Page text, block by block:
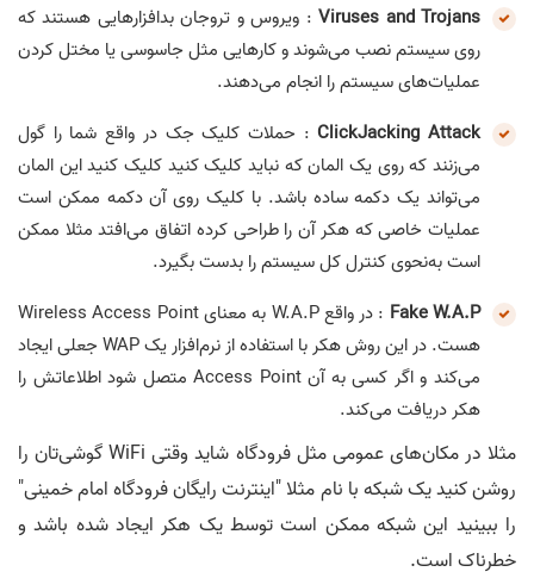
Viruses and Trojans: ویروس و تروجان بدافزارهایی هستند که
روی سیستم نصب می‌شوند و کارهایی مثل جاسوسی یا مختل کردن
عملیات‌های سیستم را انجام می‌دهند.
ClickJacking Attack: حملات کلیک جک در واقع شما را گول
می‌زنند که روی یک المان که نباید کلیک کنید کلیک کنید این المان
می‌تواند یک دکمه ساده باشد. با کلیک روی آن دکمه ممکن است
عملیات خاصی که هکر آن را طراحی کرده اتفاق می‌افتد مثلا ممکن
است به‌نحوی کنترل کل سیستم را بدست بگیرد.
Fake W.A.P
: در واقع W.A.P به معنای Wireless Access Point
هست. در این روش هکر با استفاده از نرم‌افزار یک WAP جعلی ایجاد
می‌کند و اگر کسی به آن Access Point متصل شود اطلاعاتش را
هکر دریافت می‌کند.
مثلا در مکان‌های عمومی مثل فرودگاه شاید وقتی WiFi گوشی‌تان را
روشن کنید یک شبکه با نام مثلا "اینترنت رایگان فرودگاه امام خمینی"
را ببینید این شبکه ممکن است توسط یک هکر ایجاد شده باشد و
خطرناک است.